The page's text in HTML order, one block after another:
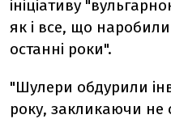
ініціативу
як і все, що
останні роки".
"Шулери обдурили
року, закликаючи не